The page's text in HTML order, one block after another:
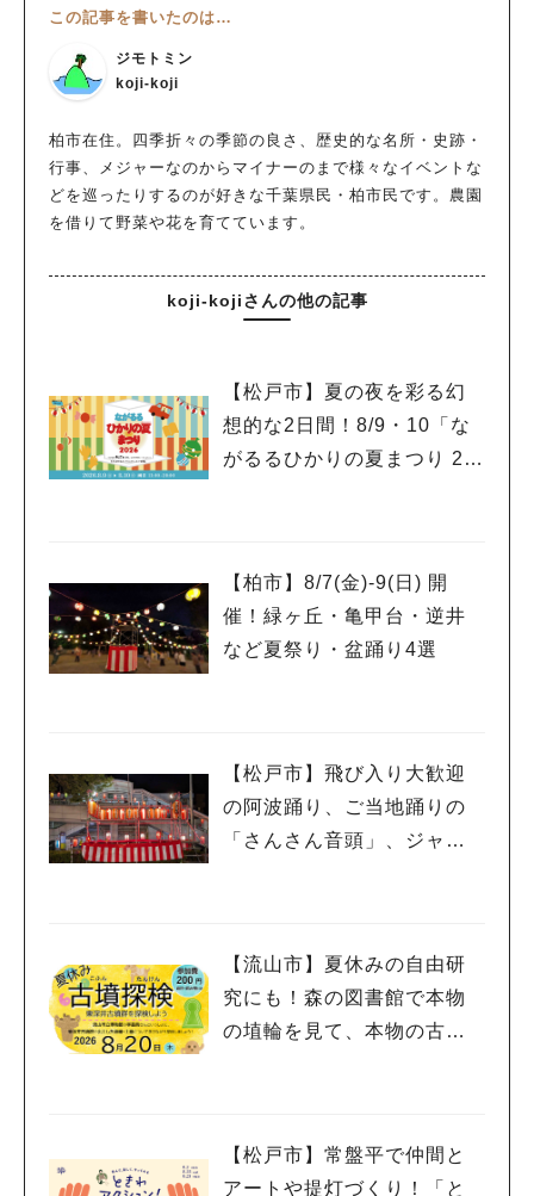
この記事を書いたのは…
ジモトミン
koji-koji
柏市在住。四季折々の季節の良さ、歴史的な名所・史跡・
行事、メジャーなのからマイナーのまで様々なイベントな
どを巡ったりするのが好きな千葉県民・柏市民です。農園
を借りて野菜や花を育てています。
koji-kojiさんの他の記事
【松戸市】夏の夜を彩る幻
想的な2日間！8/9・10「な
がるるひかりの夏まつり 20
【柏市】8/7(金)‐9(日) 開
催！緑ヶ丘・亀甲台・逆井
など夏祭り・盆踊り4選
【松戸市】飛び入り大歓迎
の阿波踊り、ご当地踊りの
「さんさん音頭」、ジャ
【流山市】夏休みの自由研
究にも！森の図書館で本物
の埴輪を見て、本物の古墳
【松戸市】常盤平で仲間と
アートや提灯づくり！「と